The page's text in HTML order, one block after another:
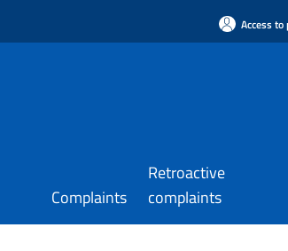
Access to
Complaints
Retroactive
complaints